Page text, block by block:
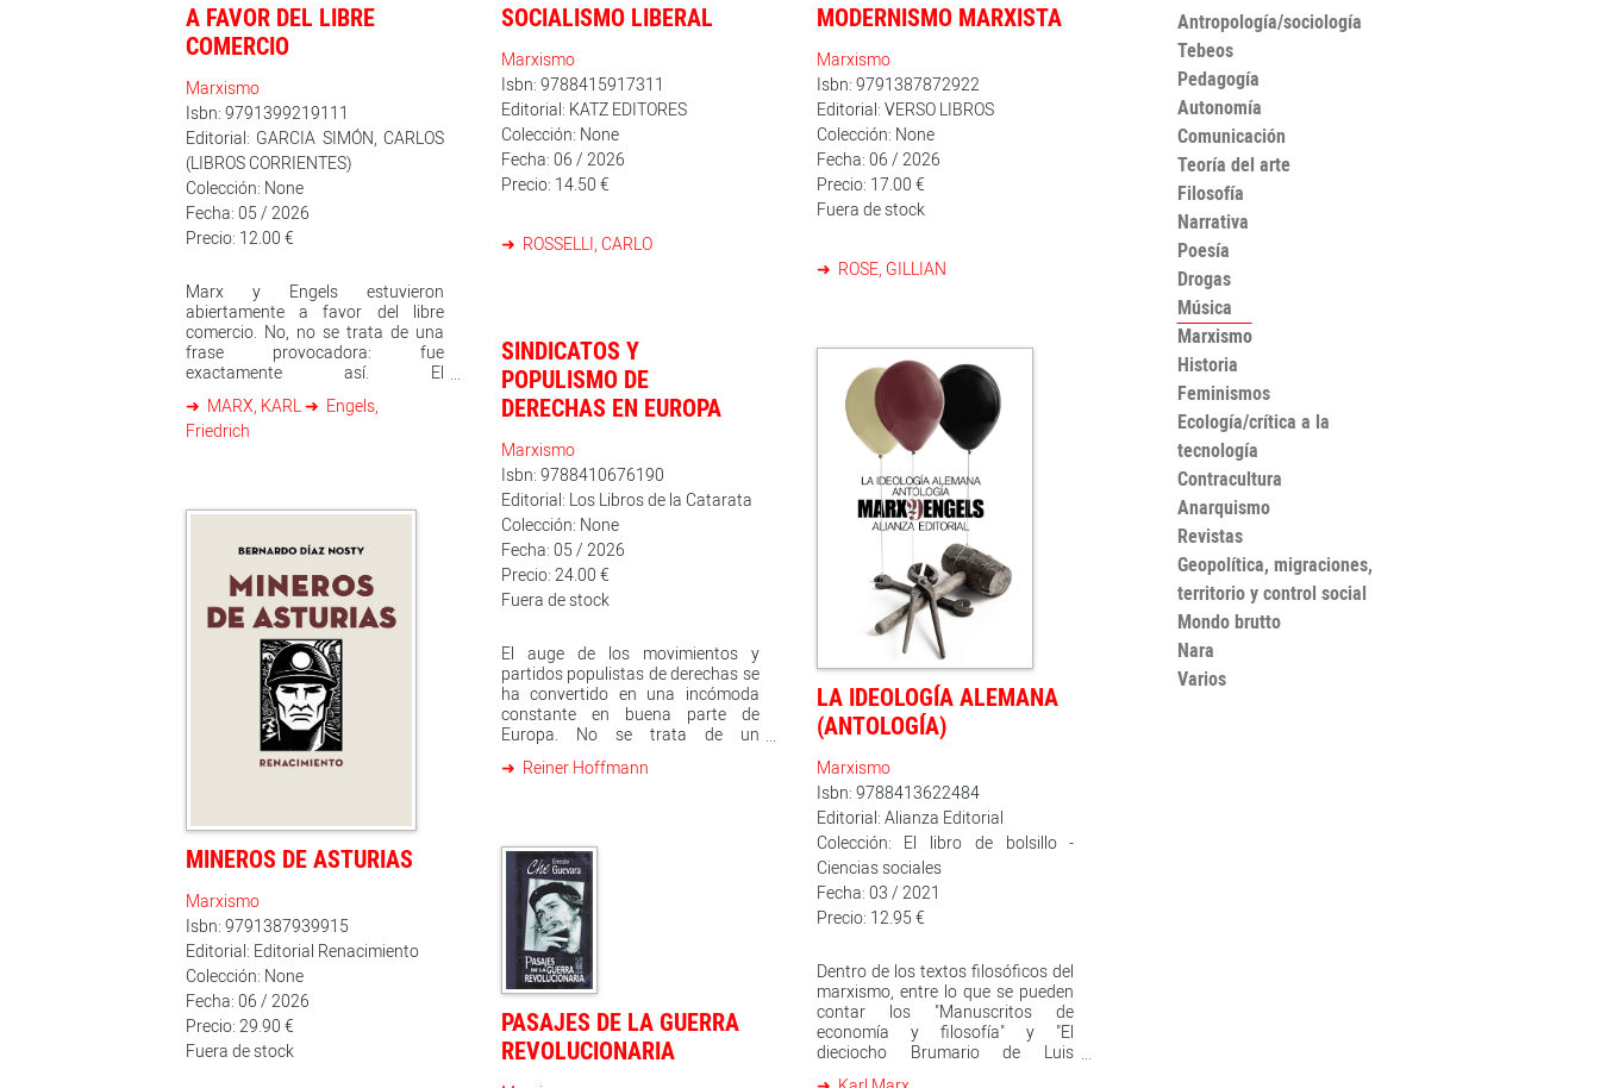
A FAVOR DEL LIBRE
COMERCIO
Marxismo
Isbn: 9791399219111
Editorial: GARCIA SIMÓN, CARLOS
(LIBROS CORRIENTES)
Colección: None
Fecha: 05 / 2026
Precio: 12.00 €
Marx y Engels estuvieron
abiertamente a favor del libre
comercio. No, no se trata de una
frase provocadora: fue
exactamente así. El
sus aranceles, «la organización de
un estado de guerra en tiempo de
MARX, KARL
Engels,
Friedrich
SOCIALISMO LIBERAL
Marxismo
Isbn: 9788415917311
Editorial: KATZ EDITORES
Colección: None
Fecha: 06 / 2026
Precio: 14.50 €
ROSSELLI, CARLO
MODERNISMO MARXISTA
Marxismo
Isbn: 9791387872922
Editorial: VERSO LIBROS
Colección: None
Fecha: 06 / 2026
Precio: 17.00 €
Fuera de stock
ROSE, GILLIAN
SINDICATOS Y
POPULISMO DE
DERECHAS EN EUROPA
Marxismo
Isbn: 9788410676190
Editorial: Los Libros de la Catarata
Colección: None
Fecha: 05 / 2026
Precio: 24.00 €
Fuera de stock
El auge de los movimientos y
partidos populistas de derechas se
ha convertido en una incómoda
constante en buena parte de
Europa. No se trata de un
los patrones de interpretación
quienes lo perciben como una
fuerza que pone en peligro y
cuestiona la representación
colectiva basada en la solidaridad,
ya sea erosionando los vínculos
internos que sostienen la acción
sindical como lanzando ofensivas
explícitas contra su papel y
legitimidad, especialmente en el
terreno institucional. A partir de
doce estudios nacionales y un
Reiner Hoffmann
LA IDEOLOGÍA ALEMANA
(ANTOLOGÍA)
Marxismo
Isbn: 9788413622484
Editorial: Alianza Editorial
Colección: El libro de bolsillo -
Ciencias sociales
Fecha: 03 / 2021
Precio: 12.95 €
Dentro de los textos filosóficos del
marxismo, entre lo que se pueden
contar los "Manuscritos de
economía y filosofía" y "El
dieciocho Brumario de Luis
MINEROS DE ASTURIAS
Marxismo
Isbn: 9791387939915
Editorial: Editorial Renacimiento
Colección: None
Fecha: 06 / 2026
Precio: 29.90 €
Fuera de stock
PASAJES DE LA GUERRA
REVOLUCIONARIA
Antropología/sociología
Tebeos
Pedagogía
Autonomía
Comunicación
Teoría del arte
Filosofía
Narrativa
Poesía
Drogas
Música
Marxismo
Historia
Feminismos
Ecología/crítica a la
tecnología
Contracultura
Anarquismo
Revistas
Geopolítica, migraciones,
territorio y control social
Mondo brutto
Nara
Varios